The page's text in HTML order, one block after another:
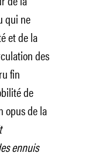
qui ne
et de la
des
fin
de
opus de la
ennuis